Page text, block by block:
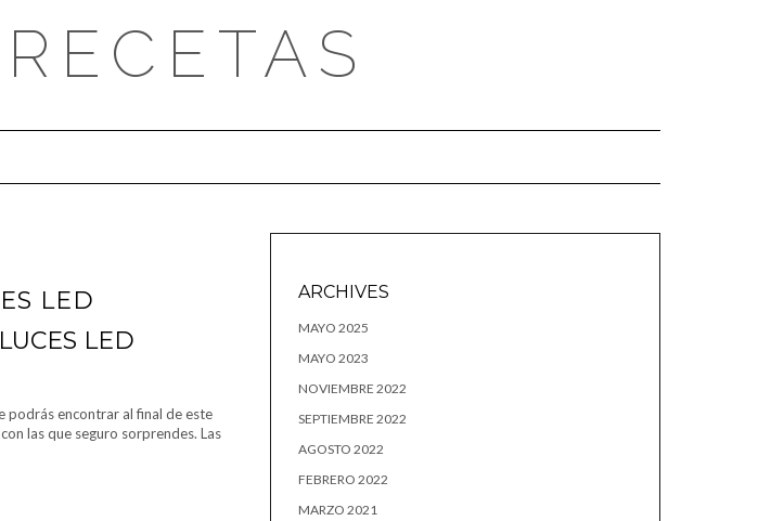
LED
LED
podrás encontrar al final de este
las que seguro sorprendes. Las
ARCHIVES
MAYO 2025
MAYO 2023
NOVIEMBRE 2022
SEPTIEMBRE 2022
AGOSTO 2022
FEBRERO 2022
MARZO 2021